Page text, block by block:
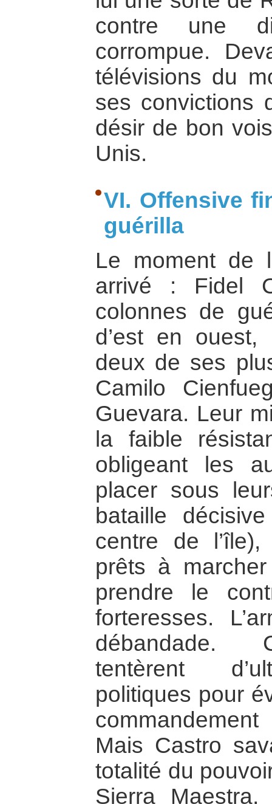
contre une
corrompue.
télévisions du
ses convictions
désir de bon
Unis.
VI. Offensive
guérilla
Le moment de
arrivé : Fidel
colonnes de
d’est en
deux de ses
Camilo
Guevara. Leur
la faible
obligeant les
placer sous
bataille
centre de
prêts à
prendre le
forteresses.
débandade.
tentèrent
politiques pour
Mais Castro
totalité du
Sierra